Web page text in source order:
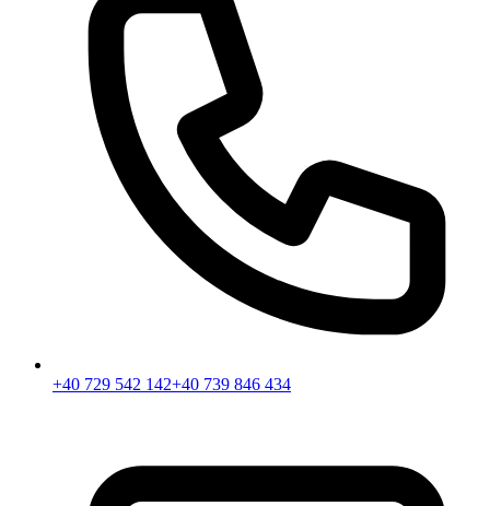
+40 729 542 142+40 739 846 434